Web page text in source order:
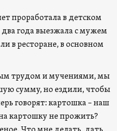
проработала в детском
два года выезжала с мужем
в ресторане, в основном
трудом и мучениями, мы
сумму, но ездили, чтобы
говорят: картошка – наш
картошку не прожить?